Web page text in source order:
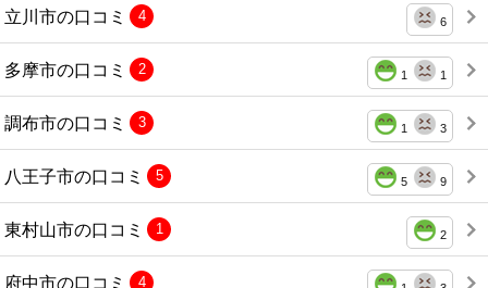
立川市の口コミ 6
4
多摩市の口コミ 1 1
2
調布市の口コミ 1 3
3
八王子市の口コミ 5 9
5
東村山市の口コミ 2
1
府中市の口コミ 4